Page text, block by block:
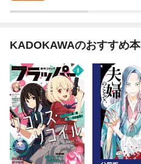
KADOKAWAのおすすめ本